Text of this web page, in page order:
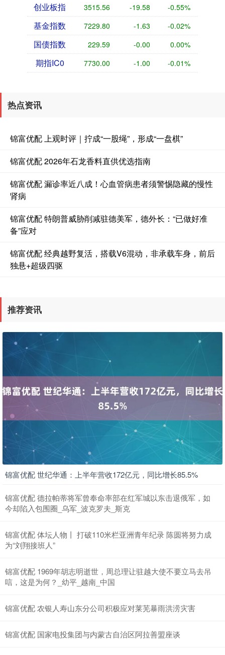
创业板指 3515.56 -19.58 -0.55%
基金指数 7229.80 -1.63 -0.02%
国债指数 229.59 -0.00 0.00%
期指IC0 7730.00 -1.00 -0.01%
热点资讯
锦富优配 上观时评｜拧成“一股绳”，形成“一盘棋”
锦富优配 2026年石龙香料直供优选指南
锦富优配 漏诊率近八成！心血管病患者须警惕隐藏的慢性
肾病
锦富优配 特朗普威胁削减驻德美军，德外长：“已做好准
备”应对
锦富优配 经典越野复活，搭载V6混动，非承载车身，前后
独悬+超级四驱
推荐资讯
锦富优配 世纪华通：上半年营收172亿元，同比增长85.5%
锦富优配 德拉帕蒂将军曾奉命率部在红军城以东击退俄军，如
今却陷入包围圈_乌军_波克罗夫_斯克
锦富优配 体坛人物丨 打破110米栏亚洲青年纪录 陈圆将努力成
为“刘翔接班人”
锦富优配 1969年胡志明逝世，周总理让驻越大使不要立马去吊
唁，这是为何？_幼平_越南_中国
锦富优配 农银人寿山东分公司积极应对莱芜暴雨洪涝灾害
锦富优配 国家电投集团与内蒙古自治区阿拉善盟座谈